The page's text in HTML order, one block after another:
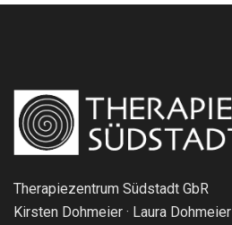
Therapiezentrum Südstadt GbR
Kirsten Dohmeier · Laura Dohmeier